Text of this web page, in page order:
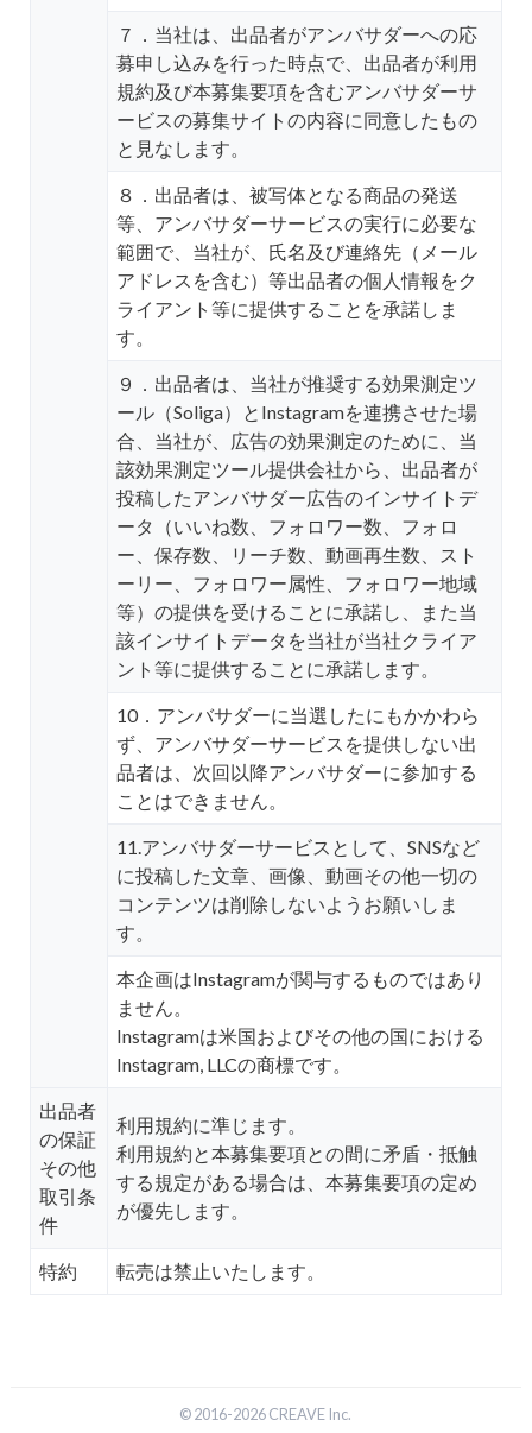
７．当社は、出品者がアンバサダーへの応
募申し込みを行った時点で、出品者が利用
規約及び本募集要項を含むアンバサダーサ
ービスの募集サイトの内容に同意したもの
と見なします。
８．出品者は、被写体となる商品の発送
等、アンバサダーサービスの実行に必要な
範囲で、当社が、氏名及び連絡先（メール
アドレスを含む）等出品者の個人情報をク
ライアント等に提供することを承諾しま
す。
９．出品者は、当社が推奨する効果測定ツ
ール（Soliga）とInstagramを連携させた場
合、当社が、広告の効果測定のために、当
該効果測定ツール提供会社から、出品者が
投稿したアンバサダー広告のインサイトデ
ータ（いいね数、フォロワー数、フォロ
ー、保存数、リーチ数、動画再生数、スト
ーリー、フォロワー属性、フォロワー地域
等）の提供を受けることに承諾し、また当
該インサイトデータを当社が当社クライア
ント等に提供することに承諾します。
10．アンバサダーに当選したにもかかわら
ず、アンバサダーサービスを提供しない出
品者は、次回以降アンバサダーに参加する
ことはできません。
11.アンバサダーサービスとして、SNSなど
に投稿した文章、画像、動画その他一切の
コンテンツは削除しないようお願いしま
す。
本企画はInstagramが関与するものではあり
ません。
Instagramは米国およびその他の国における
Instagram, LLCの商標です。
出品者
の保証
その他
取引条
件
利用規約に準じます。
利用規約と本募集要項との間に矛盾・抵触
する規定がある場合は、本募集要項の定め
が優先します。
特約 転売は禁止いたします。
© 2016-2026 CREAVE Inc.